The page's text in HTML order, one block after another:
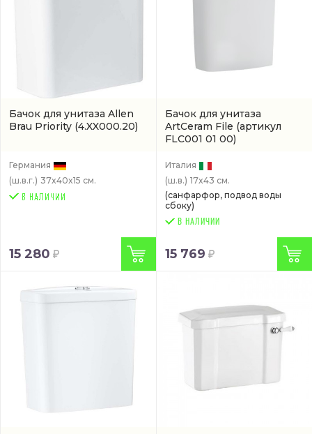
Бачок для унитаза Allen
Brau Priority (4.XX000.20)
Германия
(ш.в.г.) 37x40x15 см.
15 280
Бачок для унитаза
ArtCeram File (артикул
FLC001 01 00)
Италия
(ш.в.) 17x43 см.
(санфарфор, подвод воды
сбоку)
В НАЛИЧИИ
15 769